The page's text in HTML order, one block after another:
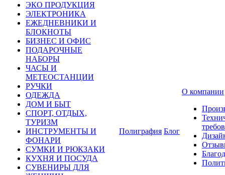
ЭКО ПРОДУКЦИЯ
ЭЛЕКТРОНИКА
ЕЖЕДНЕВНИКИ И
БЛОКНОТЫ
БИЗНЕС И ОФИС
ПОДАРОЧНЫЕ
НАБОРЫ
ЧАСЫ И
МЕТЕОСТАНЦИИ
РУЧКИ
ОДЕЖДА
ДОМ И БЫТ
СПОРТ, ОТДЫХ,
ТУРИЗМ
ИНСТРУМЕНТЫ И
ФОНАРИ
СУМКИ И РЮКЗАКИ
КУХНЯ И ПОСУДА
СУВЕНИРЫ ДЛЯ
Полиграфия Блог
О компании